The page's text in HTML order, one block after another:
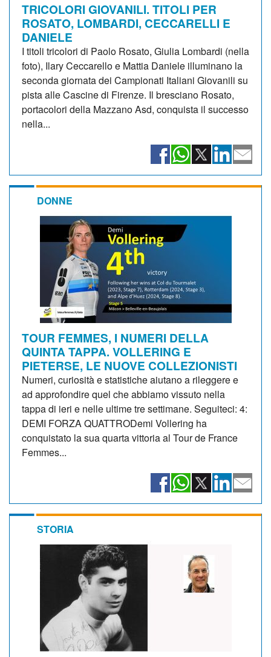
TRICOLORI GIOVANILI. TITOLI PER
ROSATO, LOMBARDI, CECCARELLI E
DANIELE
I titoli tricolori di Paolo Rosato, Giulia Lombardi (nella
foto), Ilary Ceccarello e Mattia Daniele illuminano la
seconda giornata dei Campionati Italiani Giovanili su
pista alle Cascine di Firenze. Il bresciano Rosato,
portacolori della Mazzano Asd, conquista il successo
nella...
DONNE
TOUR FEMMES, I NUMERI DELLA
QUINTA TAPPA. VOLLERING E
PIETERSE, LE NUOVE COLLEZIONISTI
Numeri, curiosità e statistiche aiutano a rileggere e
ad approfondire quel che abbiamo vissuto nella
tappa di ieri e nelle ultime tre settimane. Seguiteci: 4:
DEMI FORZA QUATTRODemi Vollering ha
conquistato la sua quarta vittoria al Tour de France
Femmes...
STORIA